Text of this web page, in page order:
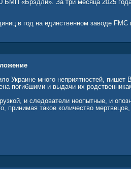
БМП «Брэдли». За три месяца 2025
в год на единственном заводе
Украине много неприятностей, пишет
погибшими и выдачи их
и следователи неопытные, и
принимая такое количество